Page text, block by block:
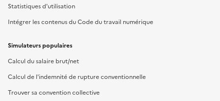
Statistiques d'utilisation
Intégrer les contenus du Code du travail numérique
Simulateurs populaires
Calcul du salaire brut/net
Calcul de l'indemnité de rupture conventionnelle
Trouver sa convention collective